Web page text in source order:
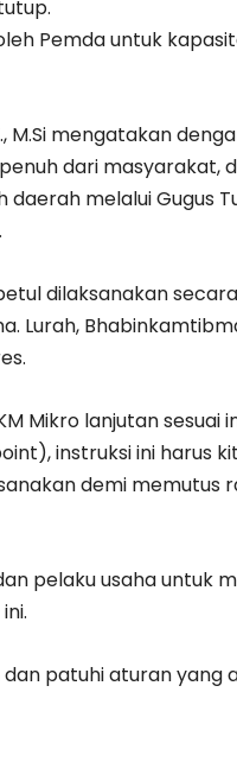
Pemda untuk
M.Si mengatakan
dari masyarakat,
melalui Gugus
dilaksanakan secara
Lurah,
Mikro lanjutan sesuai
instruksi ini harus
demi memutus
pelaku usaha untuk
patuhi aturan yang